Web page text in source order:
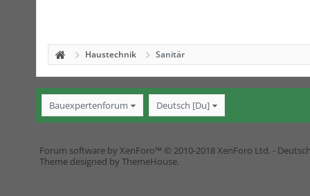
Haustechnik Sanitär
Bauexpertenforum Deutsch [Du]
Forum software by XenForo™ © 2010-2018 XenForo Ltd. -
Theme designed by ThemeHouse.